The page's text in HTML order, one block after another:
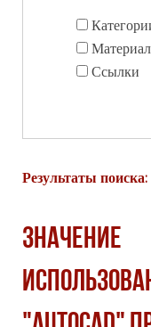
Ссылки
Результаты
ЗНАЧЕНИЕ